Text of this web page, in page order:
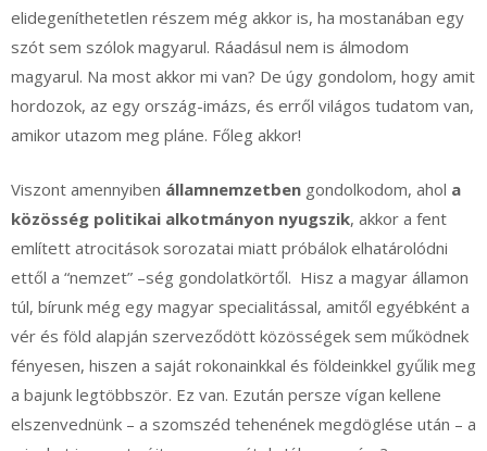
elidegeníthetetlen részem még akkor is, ha mostanában egy
szót sem szólok magyarul. Ráadásul nem is álmodom
magyarul. Na most akkor mi van? De úgy gondolom, hogy amit
hordozok, az egy ország-imázs, és erről világos tudatom van,
amikor utazom meg pláne. Főleg akkor!
Viszont amennyiben államnemzetben gondolkodom, ahol a
közösség politikai alkotmányon nyugszik, akkor a fent
említett atrocitások sorozatai miatt próbálok elhatárolódni
ettől a “nemzet” –ség gondolatkörtől. Hisz a magyar államon
túl, bírunk még egy magyar specialitással, amitől egyébként a
vér és föld alapján szerveződött közösségek sem működnek
fényesen, hiszen a saját rokonainkkal és földeinkkel gyűlik meg
a bajunk legtöbbször. Ez van. Ezután persze vígan kellene
elszenvednünk – a szomszéd tehenének megdöglése után – a